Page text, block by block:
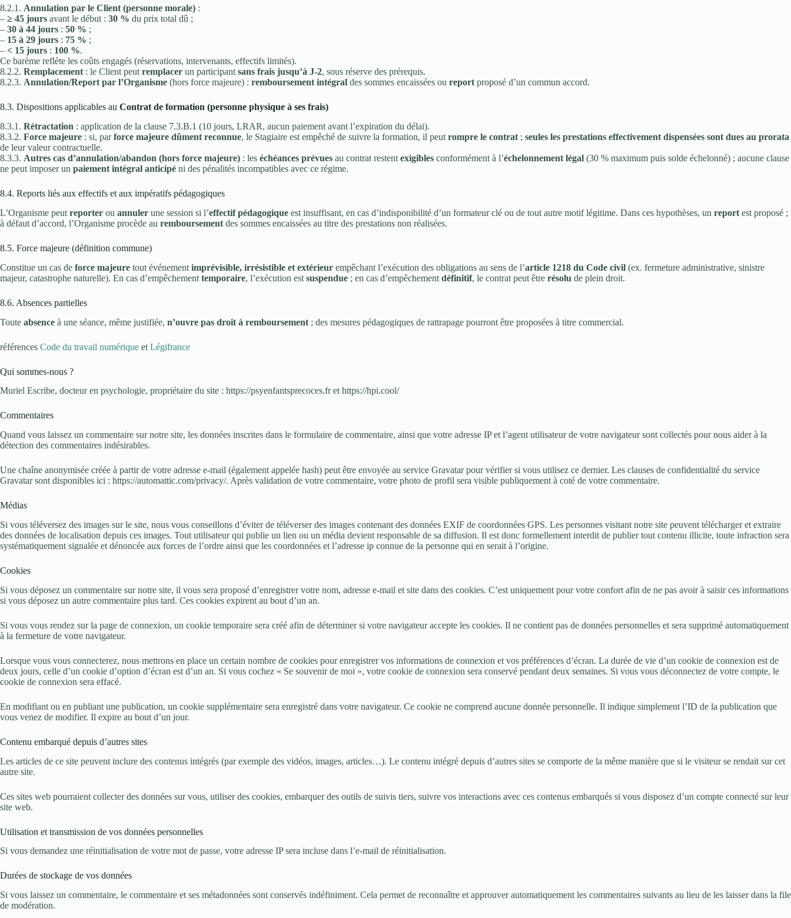
8.2.1. Annulation par le Client (personne morale) :
– ≥ 45 jours avant le début : 30 % du prix total dû ;
– 30 à 44 jours : 50 % ;
– 15 à 29 jours : 75 % ;
– < 15 jours : 100 %.
Ce barème reflète les coûts engagés (réservations, intervenants, effectifs limités).
8.2.2. Remplacement : le Client peut remplacer un participant sans frais jusqu’à J-2, sous réserve des prérequis.
8.2.3. Annulation/Report par l’Organisme (hors force majeure) : remboursement intégral des sommes encaissées ou report proposé d’un commun accord.
8.3. Dispositions applicables au Contrat de formation (personne physique à ses frais)
8.3.1. Rétractation : application de la clause 7.3.B.1 (10 jours, LRAR, aucun paiement avant l’expiration du délai).
8.3.2. Force majeure : si, parforce majeure dûment reconnue, le Stagiaire est empêché de suivre la formation, il peut rompre le contrat ; seules les prestations effectivement dispensées sont dues au prorata
de leur valeur contractuelle.
8.3.3. Autres cas d’annulation/abandon (hors force majeure) : les échéances prévues au contrat restent exigibles conformément à l’échelonnement légal (30 % maximum puis solde échelonné) ; aucune clause
ne peut imposer un paiement intégral anticipé ni des pénalités incompatibles avec ce régime.
8.4. Reports liés aux effectifs et aux impératifs pédagogiques
L’Organisme peut reporter ou annuler une session si l’effectif pédagogique est insuffisant, en cas d’indisponibilité d’un formateur clé ou de tout autre motif légitime. Dans ces hypothèses, un report est proposé ;
à défaut d’accord, l’Organisme procède au remboursement des sommes encaissées au titre des prestations non réalisées.
8.5. Force majeure (définition commune)
Constitue un cas de force majeure tout événement imprévisible, irrésistible et extérieur empêchant l’exécution des obligations au sens de l’article 1218 du Code civil (ex. fermeture administrative, sinistre
majeur, catastrophe naturelle). En cas d’empêchement temporaire, l’exécution est suspendue ; en cas d’empêchement définitif, le contrat peut être résolu de plein droit.
8.6. Absences partielles
Toute absence à une séance, même justifiée, n’ouvre pas droit à remboursement ; des mesures pédagogiques de rattrapage pourront être proposées à titre commercial.
références Code du travail numérique et Légifrance
Qui sommes-nous ?
Muriel Escribe, docteur en psychologie, propriétaire du site : https://psyenfantsprecoces.fr et https://hpi.cool/
Commentaires
Quand vous laissez un commentaire sur notre site, les données inscrites dans le formulaire de commentaire, ainsi que votre adresse IP et l’agent utilisateur de votre navigateur sont collectés pour nous aider à la
détection des commentaires indésirables.
Une chaîne anonymisée créée à partir de votre adresse e-mail (également appelée hash) peut être envoyée au service Gravatar pour vérifier si vous utilisez ce dernier. Les clauses de confidentialité du service
Gravatar sont disponibles ici : https://automattic.com/privacy/. Après validation de votre commentaire, votre photo de profil sera visible publiquement à coté de votre commentaire.
Médias
Si vous téléversez des images sur le site, nous vous conseillons d’éviter de téléverser des images contenant des données EXIF de coordonnées GPS. Les personnes visitant notre site peuvent télécharger et extraire
des données de localisation depuis ces images. Tout utilisateur qui publie un lien ou un média devient responsable de sa diffusion. Il est donc formellement interdit de publier tout contenu illicite, toute infraction sera
systématiquement signalée et dénoncée aux forces de l’ordre ainsi que les coordonnées et l’adresse ip connue de la personne qui en serait à l’origine.
Cookies
Si vous déposez un commentaire sur notre site, il vous sera proposé d’enregistrer votre nom, adresse e-mail et site dans des cookies. C’est uniquement pour votre confort afin de ne pas avoir à saisir ces informations
si vous déposez un autre commentaire plus tard. Ces cookies expirent au bout d’un an.
Si vous vous rendez sur la page de connexion, un cookie temporaire sera créé afin de déterminer si votre navigateur accepte les cookies. Il ne contient pas de données personnelles et sera supprimé automatiquement
à la fermeture de votre navigateur.
Lorsque vous vous connecterez, nous mettrons en place un certain nombre de cookies pour enregistrer vos informations de connexion et vos préférences d’écran. La durée de vie d’un cookie de connexion est de
deux jours, celle d’un cookie d’option d’écran est d’un an. Si vous cochez « Se souvenir de moi », votre cookie de connexion sera conservé pendant deux semaines. Si vous vous déconnectez de votre compte, le
cookie de connexion sera effacé.
En modifiant ou en publiant une publication, un cookie supplémentaire sera enregistré dans votre navigateur. Ce cookie ne comprend aucune donnée personnelle. Il indique simplement l’ID de la publication que
vous venez de modifier. Il expire au bout d’un jour.
Contenu embarqué depuis d’autres sites
Les articles de ce site peuvent inclure des contenus intégrés (par exemple des vidéos, images, articles…). Le contenu intégré depuis d’autres sites se comporte de la même manière que si le visiteur se rendait sur cet
autre site.
Ces sites web pourraient collecter des données sur vous, utiliser des cookies, embarquer des outils de suivis tiers, suivre vos interactions avec ces contenus embarqués si vous disposez d’un compte connecté sur leur
site web.
Utilisation et transmission de vos données personnelles
Si vous demandez une réinitialisation de votre mot de passe, votre adresse IP sera incluse dans l’e-mail de réinitialisation.
Durées de stockage de vos données
Si vous laissez un commentaire, le commentaire et ses métadonnées sont conservés indéfiniment. Cela permet de reconnaître et approuver automatiquement les commentaires suivants au lieu de les laisser dans la file
de modération.